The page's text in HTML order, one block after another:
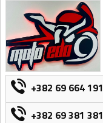
+382 69 664 191
+382 69 381 381